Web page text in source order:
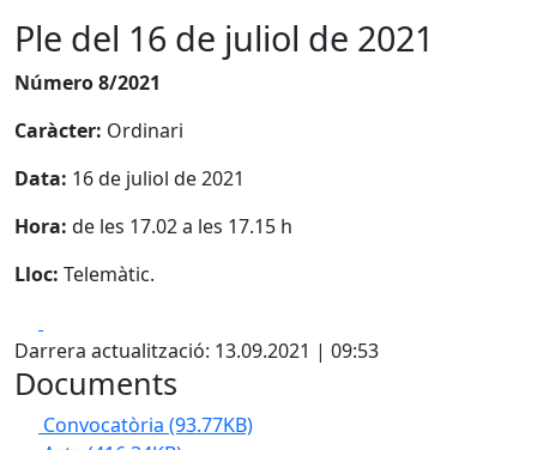
Ple del 16 de juliol de 2021
Número 8/2021
Caràcter: Ordinari
Data: 16 de juliol de 2021
Hora: de les 17.02 a les 17.15 h
Lloc: Telemàtic.
Darrera actualització: 13.09.2021 | 09:53
Documents
Convocatòria (93.77KB)